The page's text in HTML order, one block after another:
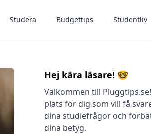
Studera Budgettips Studentliv
Hej kära läsare! 🤓
Välkommen till
plats för dig som vill få
dina studiefrågor och
dina betyg.